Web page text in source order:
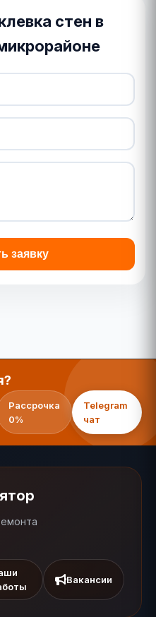
стен в
заявку
Рассрочка
0%
Telegram
чат
Вакансии